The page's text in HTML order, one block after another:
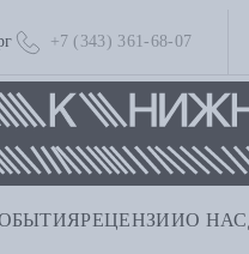
+7 (343) 361-68-07
РЕЦЕНЗИИО НАС